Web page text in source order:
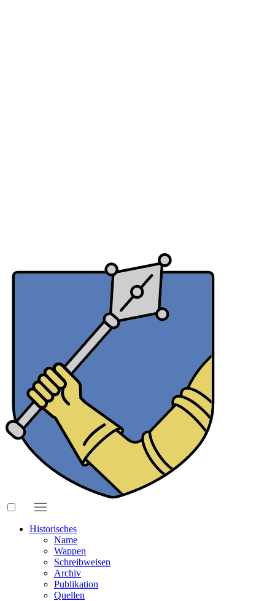
Historisches
Name
Wappen
Schreibweisen
Archiv
Publikation
Quellen